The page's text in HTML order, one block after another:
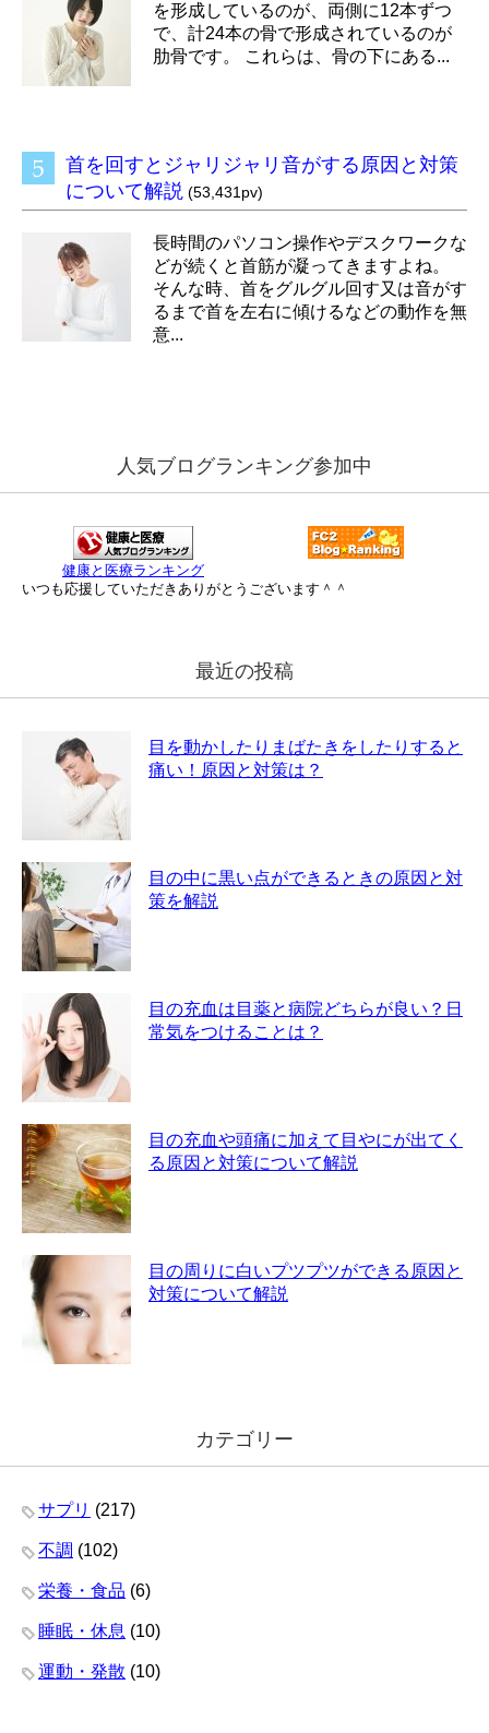
を形成しているのが、両側に12本ずつ
で、計24本の骨で形成されているのが
肋骨です。 これらは、骨の下にある...
首を回すとジャリジャリ音がする原因と対策
について解説 (53,431pv)
長時間のパソコン操作やデスクワークな
どが続くと首筋が凝ってきますよね。
そんな時、首をグルグル回す又は音がす
るまで首を左右に傾けるなどの動作を無
意...
人気ブログランキング参加中
健康と医療ランキング
いつも応援していただきありがとうございます＾＾
最近の投稿
目を動かしたりまばたきをしたりすると
痛い！原因と対策は？
目の中に黒い点ができるときの原因と対
策を解説
目の充血は目薬と病院どちらが良い？日
常気をつけることは？
目の充血や頭痛に加えて目やにが出てく
る原因と対策について解説
目の周りに白いプツプツができる原因と
対策について解説
カテゴリー
サプリ (217)
不調 (102)
栄養・食品 (6)
睡眠・休息 (10)
運動・発散 (10)